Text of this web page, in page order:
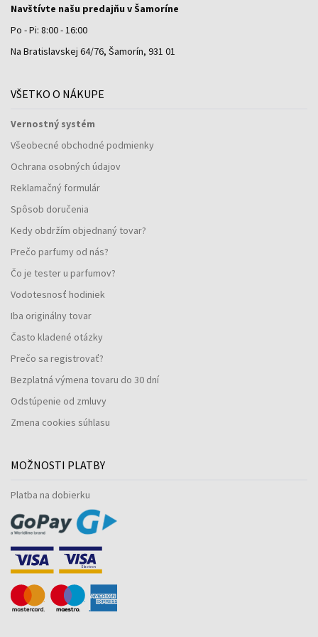
Navštívte našu predajňu v Šamoríne
Po - Pi: 8:00 - 16:00
Na Bratislavskej 64/76, Šamorín, 931 01
VŠETKO O NÁKUPE
Vernostný systém
Všeobecné obchodné podmienky
Ochrana osobných údajov
Reklamačný formulár
Spôsob doručenia
Kedy obdržím objednaný tovar?
Prečo parfumy od nás?
Čo je tester u parfumov?
Vodotesnosť hodiniek
Iba originálny tovar
Často kladené otázky
Prečo sa registrovať?
Bezplatná výmena tovaru do 30 dní
Odstúpenie od zmluvy
Zmena cookies súhlasu
MOŽNOSTI PLATBY
Platba na dobierku